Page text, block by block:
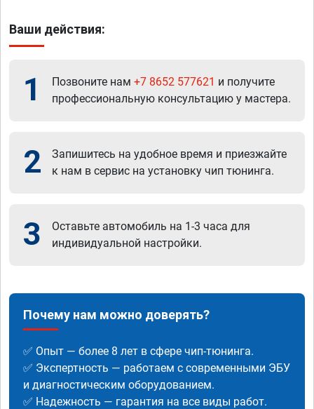
Ваши действия:
1 Позвоните нам +7 8652 577621 и получите
профессиональную консультацию у мастера.
2
Запишитесь на удобное время и приезжайте
к нам в сервис на установку чип тюнинга.
3
Оставьте автомобиль на 1-3 часа для
индивидуальной настройки.
Почему нам можно доверять?
✅ Опыт — более 8 лет в сфере чип-тюнинга.
✅ Экспертность — работаем с современными ЭБУ
и диагностическим оборудованием.
✅ Надежность — гарантия на все виды работ.